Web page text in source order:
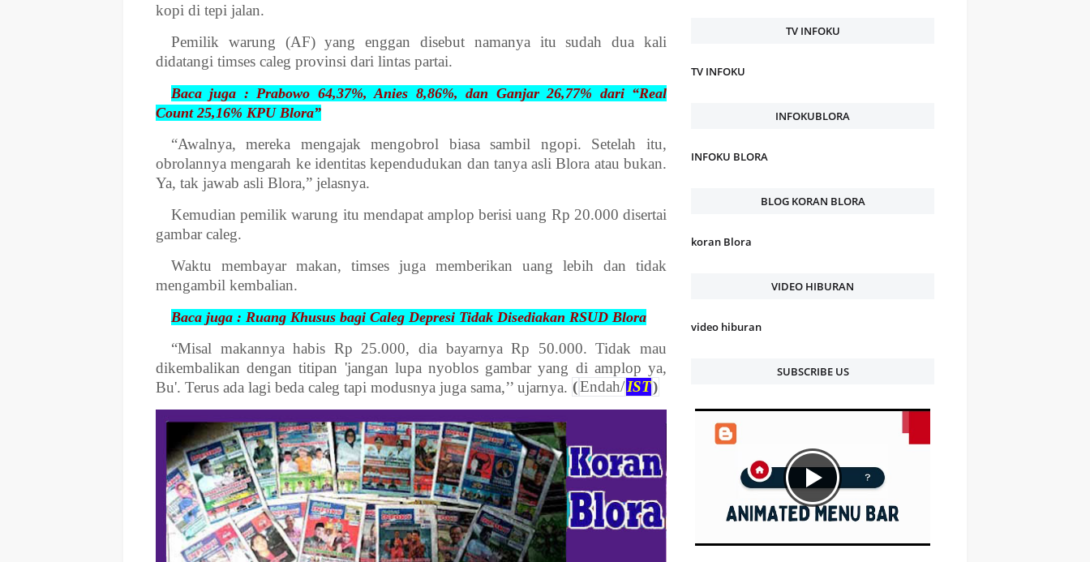
kopi di tepi jalan.
Pemilik warung (AF) yang enggan disebut namanya itu sudah dua kali
didatangi timses caleg provinsi dari lintas partai.
Baca juga : Prabowo 64,37%, Anies 8,86%, dan Ganjar 26,77% dari “Real
Count 25,16% KPU Blora”
“Awalnya, mereka mengajak mengobrol biasa sambil ngopi. Setelah itu,
obrolannya mengarah ke identitas kependudukan dan tanya asli Blora atau bukan.
Ya, tak jawab asli Blora,” jelasnya.
Kemudian pemilik warung itu mendapat amplop berisi uang Rp 20.000 disertai
gambar caleg.
Waktu membayar makan, timses juga memberikan uang lebih dan tidak
mengambil kembalian.
Baca juga : Ruang Khusus bagi Caleg Depresi Tidak Disediakan RSUD Blora
“Misal makannya habis Rp 25.000, dia bayarnya Rp 50.000. Tidak mau
dikembalikan dengan titipan 'jangan lupa nyoblos gambar yang di amplop ya,
Bu'. Terus ada lagi beda caleg tapi modusnya juga sama,’’ ujarnya. (Endah/IST)
TV INFOKU
TV INFOKU
INFOKUBLORA
INFOKU BLORA
BLOG KORAN BLORA
koran Blora
VIDEO HIBURAN
video hiburan
SUBSCRIBE US